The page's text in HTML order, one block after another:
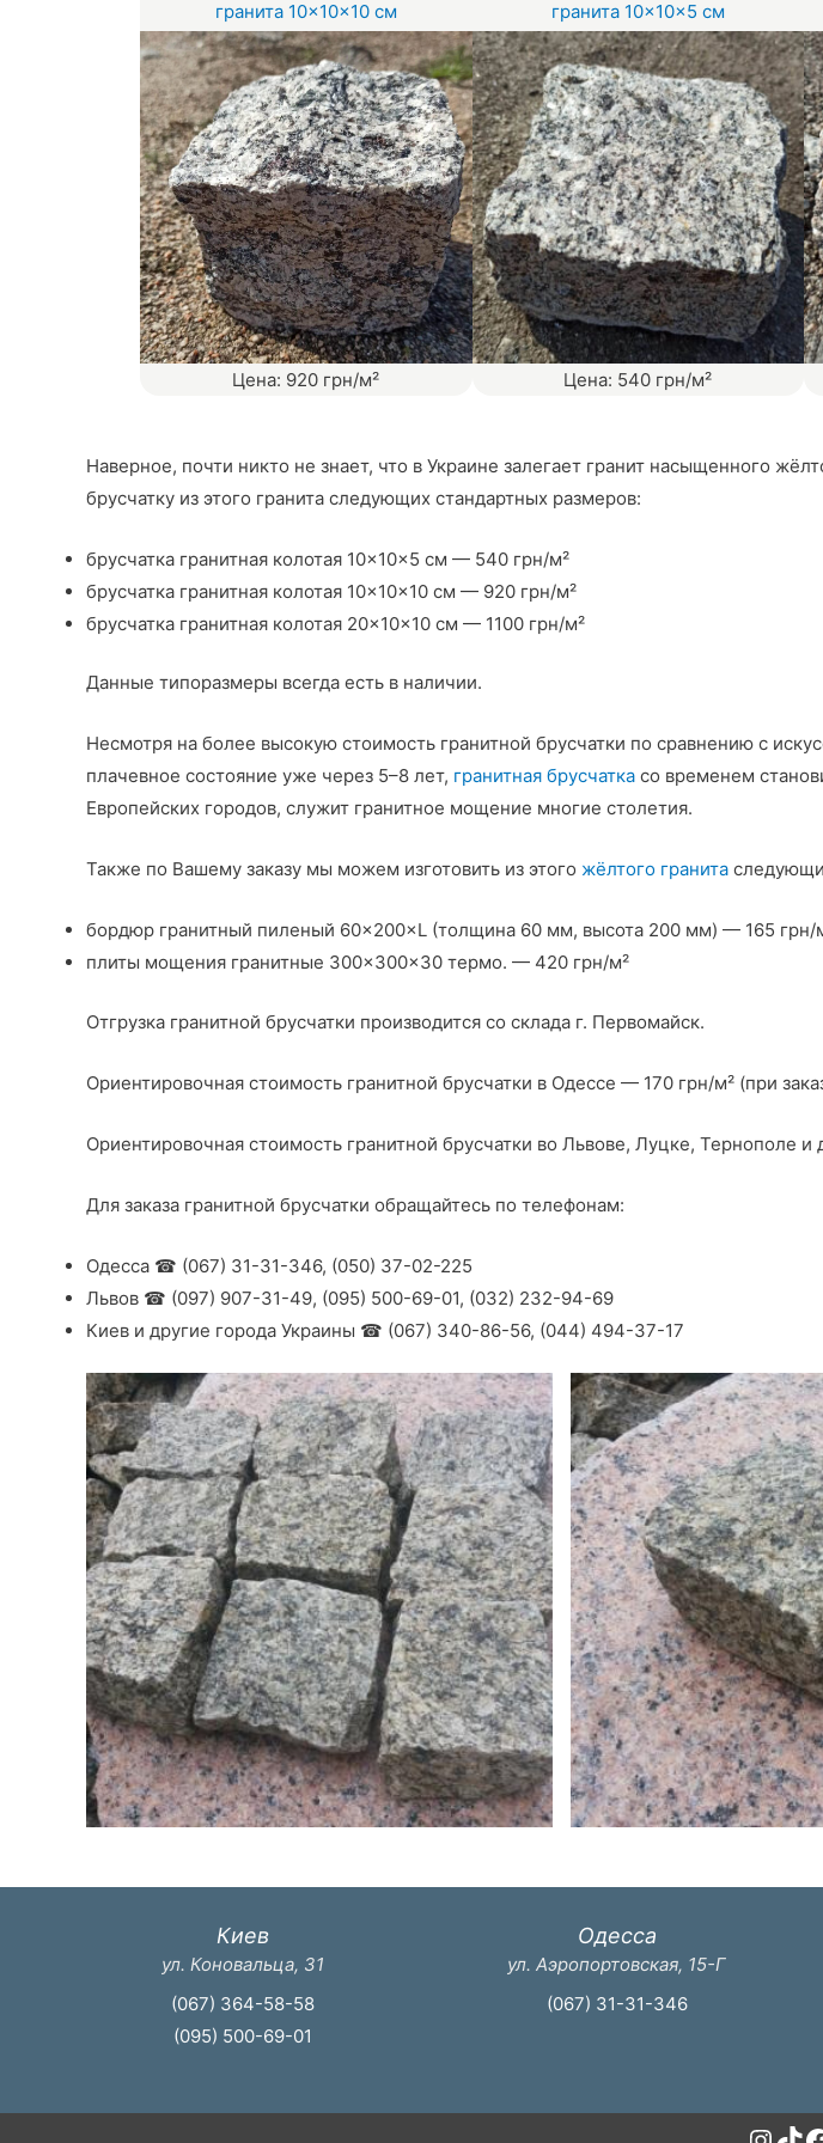
гранита 10×10×10 см
Цена: 920 грн/м²
гранита 10×10×5 см
Цена: 540 грн/м²
Наверное, почти никто не знает, что в Украине залегает гранит насыщенного
брусчатку из этого гранита следующих стандартных размеров:
брусчатка гранитная колотая 10×10×5 см — 540 грн/м²
брусчатка гранитная колотая 10×10×10 см — 920 грн/м²
брусчатка гранитная колотая 20×10×10 см — 1100 грн/м²
Данные типоразмеры всегда есть в наличии.
Несмотря на более высокую стоимость гранитной брусчатки по сравнению с
плачевное состояние уже через 5–8 лет, гранитная брусчатка со временем
Европейских городов, служит гранитное мощение многие столетия.
Также по Вашему заказу мы можем изготовить из этого жёлтого гранита
бордюр гранитный пиленый 60×200×L (толщина 60 мм, высота 200 мм) — 165 грн/
плиты мощения гранитные 300×300×30 термо. — 420 грн/м²
Отгрузка гранитной брусчатки производится со склада г. Первомайск.
Ориентировочная стоимость гранитной брусчатки в Одессе — 170 грн/м² (при
Ориентировочная стоимость гранитной брусчатки во Львове, Луцке, Тернополе
Для заказа гранитной брусчатки обращайтесь по телефонам:
Одесса ☎ (067) 31-31-346, (050) 37-02-225
Львов ☎ (097) 907-31-49, (095) 500-69-01, (032) 232-94-69
Киев и другие города Украины ☎ (067) 340-86-56, (044) 494-37-17
Киев
ул. Коновальца, 31
(067) 364-58-58
(095) 500-69-01
Одесса
ул. Аэропортовская, 15-Г
(067) 31-31-346